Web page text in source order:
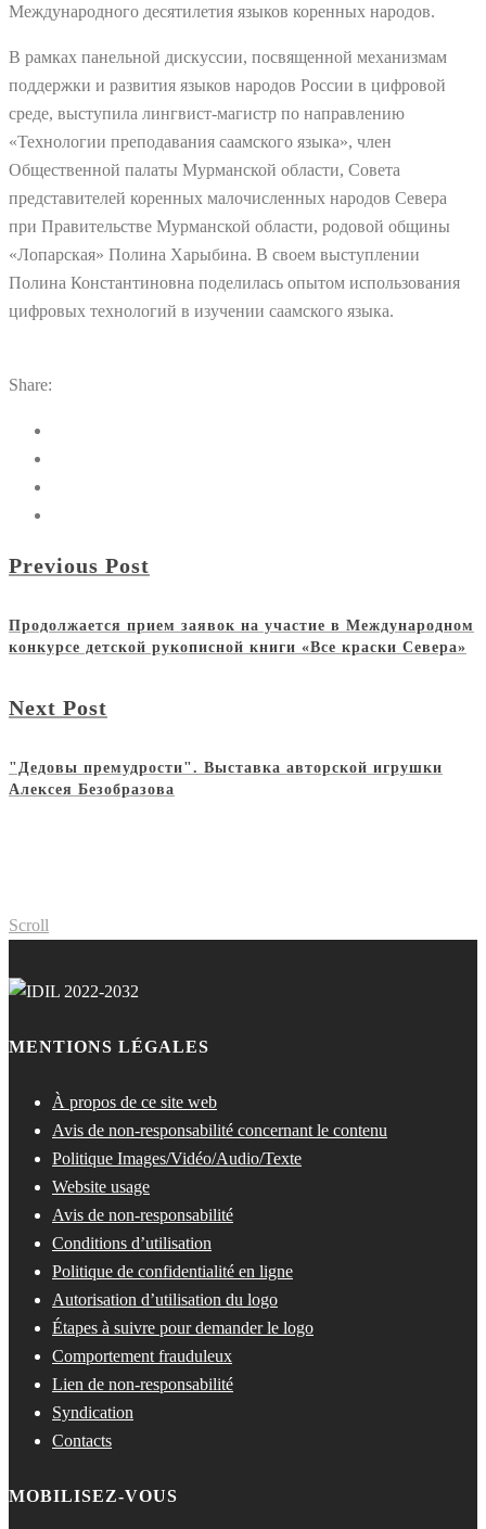
Международного десятилетия языков коренных народов.
В рамках панельной дискуссии, посвященной механизмам
поддержки и развития языков народов России в цифровой
среде, выступила лингвист-магистр по направлению
«Технологии преподавания саамского языка», член
Общественной палаты Мурманской области, Совета
представителей коренных малочисленных народов Севера
при Правительстве Мурманской области, родовой общины
«Лопарская» Полина Харыбина. В своем выступлении
Полина Константиновна поделилась опытом использования
цифровых технологий в изучении саамского языка.
Share:
Previous Post
Продолжается прием заявок на участие в Международном
конкурсе детской рукописной книги «Все краски Севера»
Next Post
"Дедовы премудрости". Выставка авторской игрушки
Алексея Безобразова
Scroll
MENTIONS LÉGALES
À propos de ce site web
Avis de non-responsabilité concernant le contenu
Politique Images/Vidéo/Audio/Texte
Website usage
Avis de non-responsabilité
Conditions d’utilisation
Politique de confidentialité en ligne
Autorisation d’utilisation du logo
Étapes à suivre pour demander le logo
Comportement frauduleux
Lien de non-responsabilité
Syndication
Contacts
MOBILISEZ-VOUS